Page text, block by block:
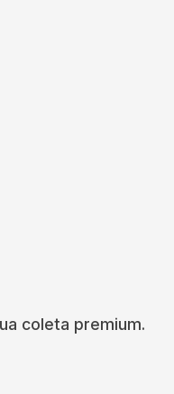
coleta premium.